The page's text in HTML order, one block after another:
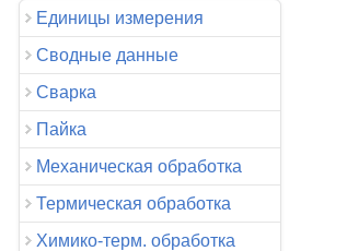
Единицы измерения
Сводные данные
Сварка
Пайка
Механическая обработка
Термическая обработка
Химико-терм. обработка